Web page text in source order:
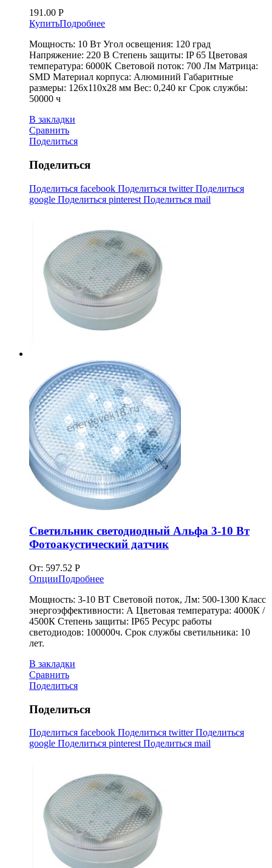
191.00 Р
КупитьПодробнее
Мощность: 10 Вт Угол освещения: 120 град
Напряжение: 220 В Степень защиты: IP 65 Цветовая
температура: 6000K Световой поток: 700 Лм Матрица:
SMD Материал корпуса: Алюминий Габаритные
размеры: 126х110х28 мм Вес: 0,240 кг Срок службы:
50000 ч
В закладки
Сравнить
Поделиться
Поделиться
Поделиться facebook Поделиться twitterПоделиться
google Поделиться pinterest Поделиться mail
Светильник светодиодный Альфа 3-10 Вт
Фотоакустический датчик
От: 597.52 Р
ОпцииПодробнее
Мощность: 3-10 ВТ Световой поток, Лм: 500-1300 Класс
энергоэффективности: А Цветовая температура: 4000К /
4500К Степень защиты: IP65 Ресурс работы
светодиодов: 100000ч. Срок службы светильника: 10
лет.
В закладки
Сравнить
Поделиться
Поделиться
Поделиться facebook Поделиться twitterПоделиться
google Поделиться pinterest Поделиться mail